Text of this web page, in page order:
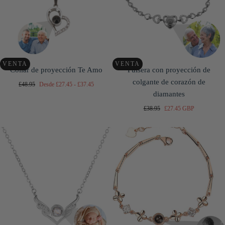
VENTA
Collar de proyección Te Amo
Precio
£48.95 DesdePrecio
£27.45 - Precio
£37.45
VENTA
Pulsera con proyección de
colgante de corazón de
diamantes
Precio
£38.95
Precio
venta
£27.45 GBP